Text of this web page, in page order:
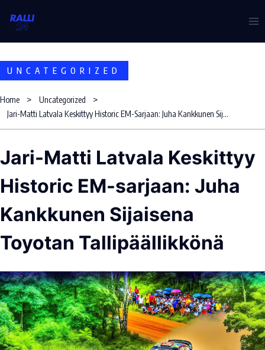
UNCATEGORIZED
Home
Uncategorized
Jari-Matti Latvala Keskittyy Historic EM-Sarjaan: Juha Kankkunen Sijaisena Toyotan Tallipäällikkönä
Jari-Matti Latvala Keskittyy
Historic EM-sarjaan: Juha
Kankkunen Sijaisena
Toyotan Tallipäällikkönä